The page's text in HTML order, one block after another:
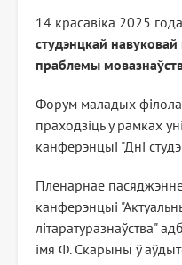
14 красавіка 2025
студэнцкай
праблемы
Форум маладых
праходзіць у рамках
канферэнцыі "Дні
Пленарнае
канферэнцыі
літаратуразнаўства"
імя Ф. Скарыны ў